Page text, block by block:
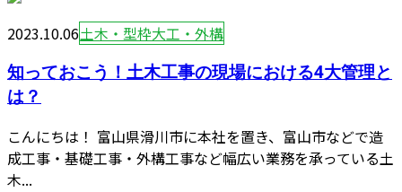
2023.10.06土木・型枠大工・外構
知っておこう！土木工事の現場における4大管理と
は？
こんにちは！ 富山県滑川市に本社を置き、富山市などで造
成工事・基礎工事・外構工事など幅広い業務を承っている土
木...